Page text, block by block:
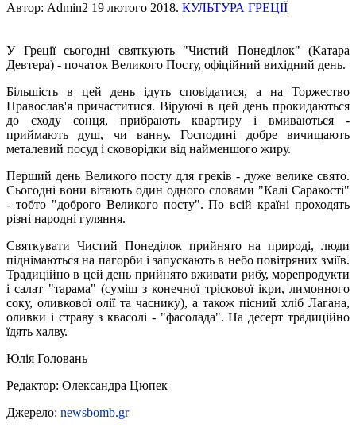
Автор: Admin2 19 лютого 2018. КУЛЬТУРА ГРЕЦІЇ
У Греції сьогодні святкують "Чистий Понеділок" (Катара
Девтера) - початок Великого Посту, офіційний вихідний день.
Більшість в цей день ідуть сповідатися, а на Торжество
Православ'я причаститися. Віруючі в цей день прокидаються
до сходу сонця, прибрають квартиру і вмиваються -
приймають душ, чи ванну. Господині добре вичищають
металевий посуд і сковорідки від найменшого жиру.
Перший день Великого посту для греків - дуже велике свято.
Сьогодні вони вітають один одного словами "Калі Саракостi"
- тобто "доброго Великого посту". По всій країні проходять
різні народні гуляння.
Святкувати Чистий Понеділок прийнято на природі, люди
піднімаються на пагорби і запускають в небо повітряних зміїв.
Традиційно в цей день прийнято вживати рибу, морепродукти
і салат "тарама" (суміш з конечної тріскової ікри, лимонного
соку, оливкової олії та часнику), а також пісний хліб Лагана,
оливки і страву з квасолі - "фасолада". На десерт традиційно
їдять халву.
Юлія Головань
Редактор: Олександра Цюпек
Джерело: newsbomb.gr